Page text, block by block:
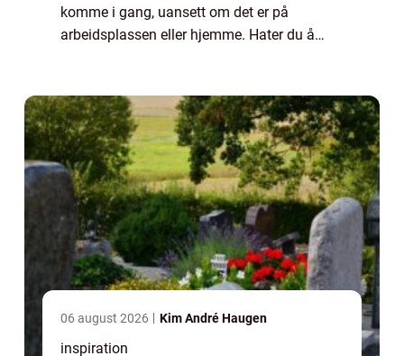
komme i gang, uansett om det er på
arbeidsplassen eller hjemme. Hater du å
06 august 2026 Kim André Haugen
inspiration